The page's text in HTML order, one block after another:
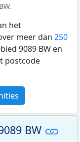
het
meer dan 250
9089 BW en
postcode
BW